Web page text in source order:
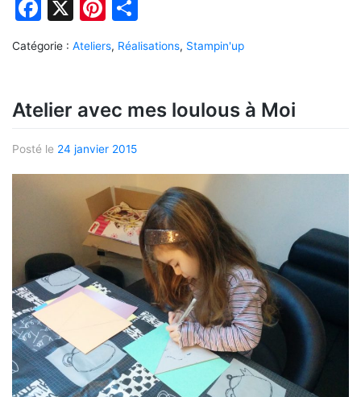
Facebook
X Pinterest
Catégorie : Ateliers, Réalisations, Stampin'up
Atelier avec mes loulous à Moi
Posté le 24 janvier 2015